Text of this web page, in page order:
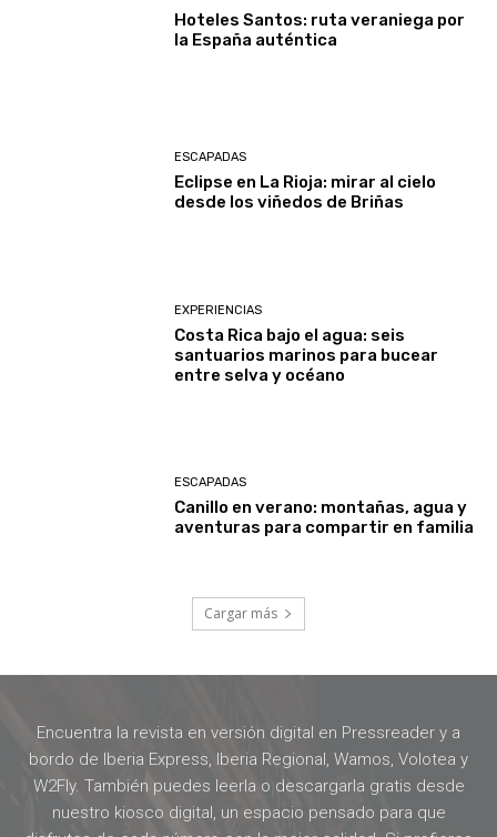
Hoteles Santos: ruta veraniega por
la España auténtica
ESCAPADAS
Eclipse en La Rioja: mirar al cielo
desde los viñedos de Briñas
EXPERIENCIAS
Costa Rica bajo el agua: seis
santuarios marinos para bucear
entre selva y océano
ESCAPADAS
Canillo en verano: montañas, agua y
aventuras para compartir en familia
Cargar más
Encuentra la revista en versión digital en Pressreader y a
bordo de Iberia Express, Iberia Regional, Wamos, Volotea y
W2Fly. También puedes leerla o descargarla gratis desde
nuestro kiosco digital, un espacio pensado para que